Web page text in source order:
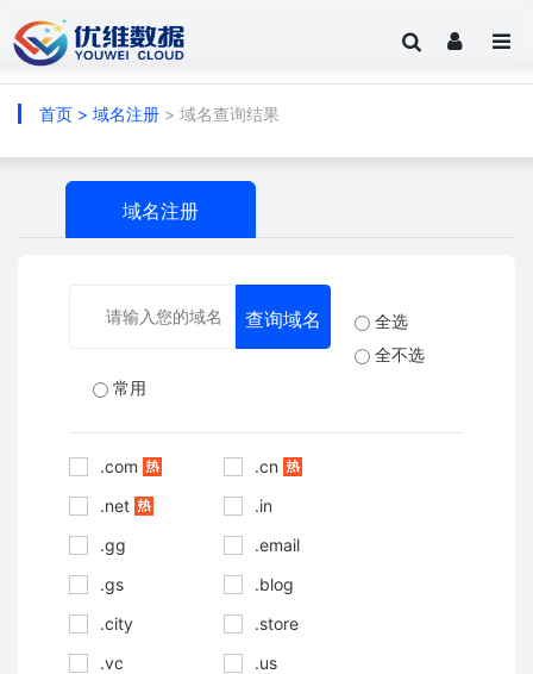
首页 > 域名注册 > 域名查询结果
域名注册
全选
全不选
常用
.com
.cn
.net
.in
.gg
.email
.gs
.blog
.city
.store
.vc
.us